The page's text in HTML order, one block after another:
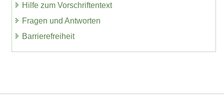
Hilfe zum Vorschriftentext
Fragen und Antworten
Barrierefreiheit